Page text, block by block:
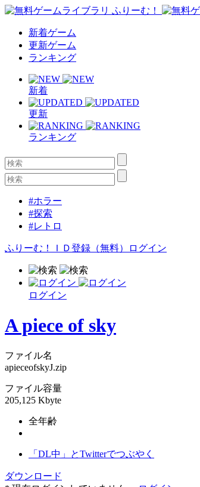
新着ゲーム
更新ゲーム
ランキング
新着
更新
ランキング
#ホラー
#探索
#レトロ
ふりーむ！ＩＤ登録（無料） ログイン
ログイン
A piece of sky
ファイル名
apieceofskyJ.zip
ファイル容量
205,125 Kbyte
全年齢
「DL中」とTwitterでつぶやく
ダウンロード